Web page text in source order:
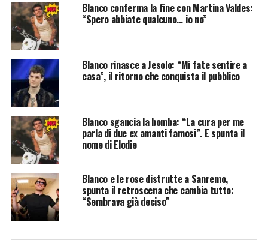
Blanco conferma la fine con Martina Valdes:
“Spero abbiate qualcuno… io no”
Blanco rinasce a Jesolo: “Mi fate sentire a
casa”, il ritorno che conquista il pubblico
Blanco sgancia la bomba: “La cura per me
parla di due ex amanti famosi”. E spunta il
nome di Elodie
Blanco e le rose distrutte a Sanremo,
spunta il retroscena che cambia tutto:
“Sembrava già deciso”